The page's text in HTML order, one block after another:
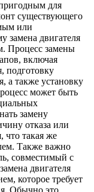
для
существующего
или
замена двигателя
Процесс замены
включая
подготовку
а также установку
может быть
замену
отказа или
что такая же
Также важно
совместимый с
двигателя
которое требует